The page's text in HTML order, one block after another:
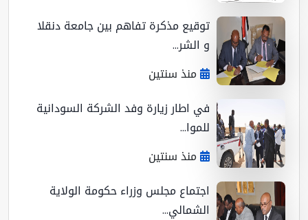
توقيع مذكرة تفاهم بين جامعة دنقلا
و الشر...
منذ سنتين
في اطار زيارة وفد الشركة السودانية
للموا...
منذ سنتين
اجتماع مجلس وزراء حكومة الولاية
الشمالي...